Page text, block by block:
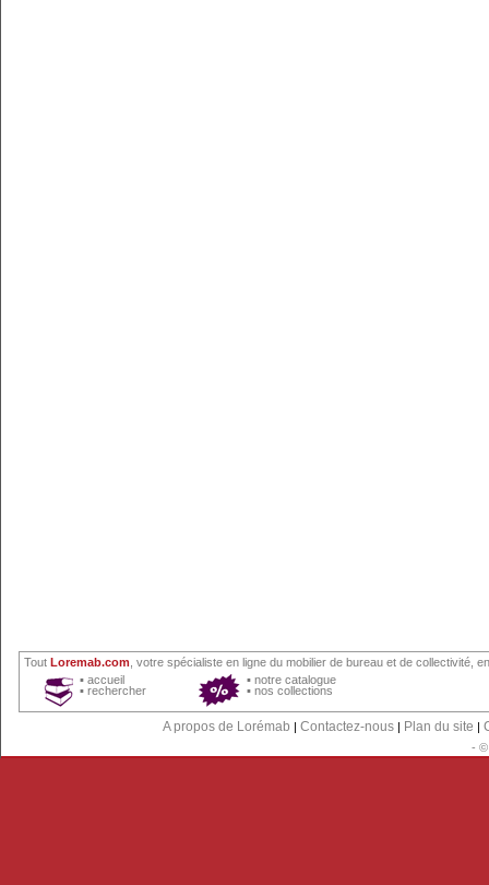
Tout Loremab.com , votre spécialiste en ligne du mobilier de bureau et de collectivité ,
▪ accueil
▪ rechercher
▪ notre catalogue
▪ nos collections
A propos de Lorémab | Contactez-nous | Plan du site |
- ©